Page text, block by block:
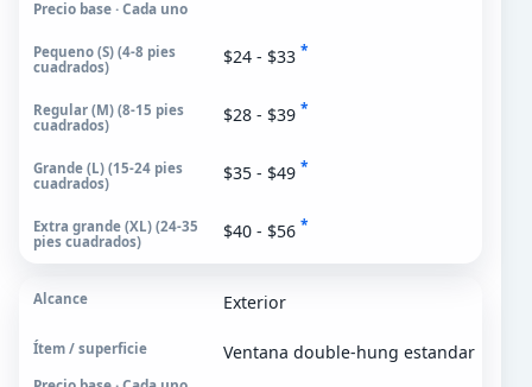
Precio base · Cada uno
$24 - $33 *
$28 - $39 *
$35 - $49 *
$40 - $56 *
Exterior
Ventana double-hung estandar